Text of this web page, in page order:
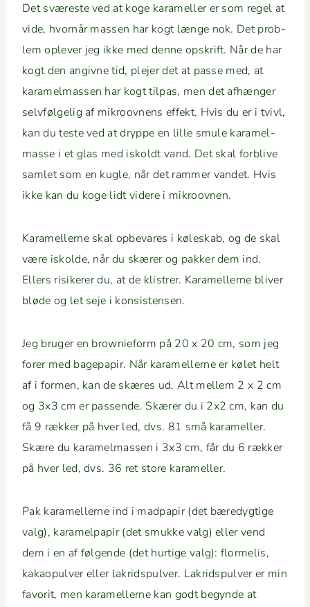
Det sværeste ved at koge karameller er som regel at
vide, hvornår massen har kogt længe nok. Det prob­
lem oplever jeg ikke med denne opskrift. Når de har
kogt den angivne tid, ple­jer det at passe med, at
karamel­massen har kogt tilpas, men det afhænger
selvføl­gelig af mikroov­nens effekt. Hvis du er i tvivl,
kan du teste ved at dryppe en lille smule karamel­
masse i et glas med iskoldt vand. Det skal for­blive
sam­let som en kugle, når det ram­mer van­det. Hvis
ikke kan du koge lidt videre i mikroovnen.
Karamellerne skal opbe­vares i køleskab, og de skal
være iskolde, når du skær­er og pakker dem ind.
Ellers risik­er­er du, at de klistr­er. Karamellerne bliv­er
bløde og let seje i konsistensen.
Jeg bruger en brown­ieform på 20 x 20 cm, som jeg
for­er med bagepa­pir. Når karamellerne er kølet helt
af i for­men, kan de skæres ud. Alt mellem 2 x 2 cm
og 3x3 cm er passende. Skær­er du i 2x2 cm, kan du
få 9 rækker på hver led, dvs. 81 små karameller.
Skære du karamel­massen i 3x3 cm, får du 6 rækker
på hver led, dvs. 36 ret store karameller.
Pak karamellerne ind i mad­pa­pir (det bæredygtige
valg), karamel­pa­pir (det smukke valg) eller vend
dem i en af føl­gende (det hur­tige valg): flormelis,
kakaop­ul­ver eller lakrid­spul­ver. Lakrid­spul­ver er min
favorit, men karamellerne kan godt beg­y­n­de at